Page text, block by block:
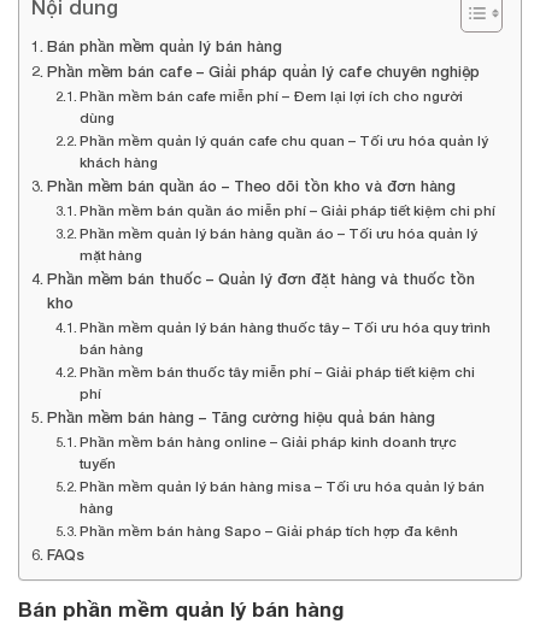
Nội dung
Bán phần mềm quản lý bán hàng
Phần mềm bán cafe – Giải pháp quản lý cafe chuyên nghiệp
Phần mềm bán cafe miễn phí – Đem lại lợi ích cho người
dùng
Phần mềm quản lý quán cafe chu quan – Tối ưu hóa quản lý
khách hàng
Phần mềm bán quần áo – Theo dõi tồn kho và đơn hàng
Phần mềm bán quần áo miễn phí – Giải pháp tiết kiệm chi phí
Phần mềm quản lý bán hàng quần áo – Tối ưu hóa quản lý
mặt hàng
Phần mềm bán thuốc – Quản lý đơn đặt hàng và thuốc tồn
kho
Phần mềm quản lý bán hàng thuốc tây – Tối ưu hóa quy trình
bán hàng
Phần mềm bán thuốc tây miễn phí – Giải pháp tiết kiệm chi
phí
Phần mềm bán hàng – Tăng cường hiệu quả bán hàng
Phần mềm bán hàng online – Giải pháp kinh doanh trực
tuyến
Phần mềm quản lý bán hàng misa – Tối ưu hóa quản lý bán
hàng
Phần mềm bán hàng Sapo – Giải pháp tích hợp đa kênh
FAQs
Bán phần mềm quản lý bán hàng